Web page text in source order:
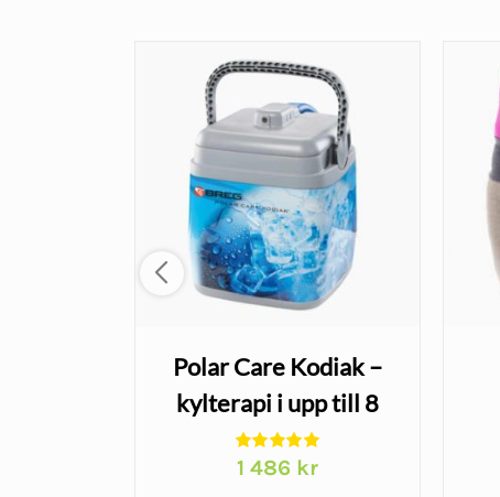
Polar Care Kodiak –
kylterapi i upp till 8
timmar
1 486 kr